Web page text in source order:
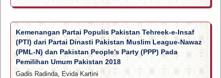
Kemenangan Partai Populis Pakistan Tehreek-e-Insaf
(PTI) dari Partai Dinasti Pakistan Muslim League-Nawaz
(PML-N) dan Pakistan People’s Party (PPP) Pada
Pemilihan Umum Pakistan 2018
Gadis Radinda, Evida Kartini